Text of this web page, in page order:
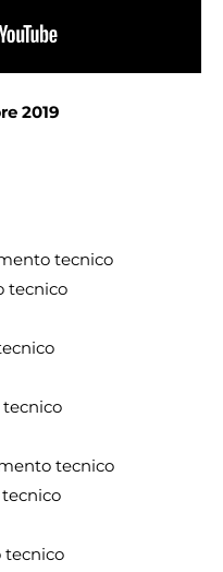
2019
tecnico
tecnico
tecnico
tecnico
tecnico
tecnico